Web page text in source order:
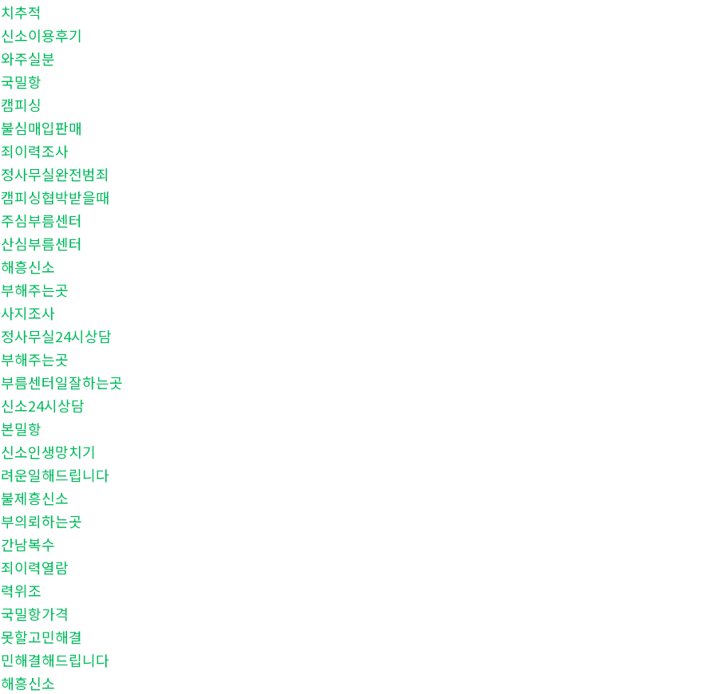
추적
소이용후기
주실분
밀항
피싱
심매입판매
이력조사
사무실완전범죄
피싱협박받을때
심부름센터
심부름센터
흥신소
해주는곳
지조사
사무실24시상담
해주는곳
름센터일잘하는곳
소24시상담
밀항
소인생망치기
운일해드립니다
제흥신소
의뢰하는곳
남복수
이력열람
위조
밀항가격
할고민해결
해결해드립니다
흥신소